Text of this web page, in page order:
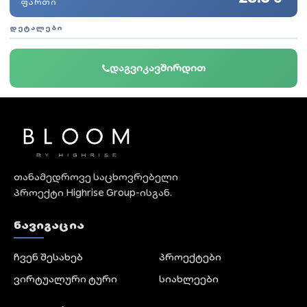
ᲓᲔᲢᲐᲚᲔᲑᲘ
დაგვიკავშირდით
თანამედროვე საცხოვრებელი
პროექტი Highrise Group-ისგან.
ᲜᲐᲕᲘᲒᲐᲪᲘᲐ
ჩვენ შესახებ
პროექტები
ვირტუალური ტური
სიახლეები